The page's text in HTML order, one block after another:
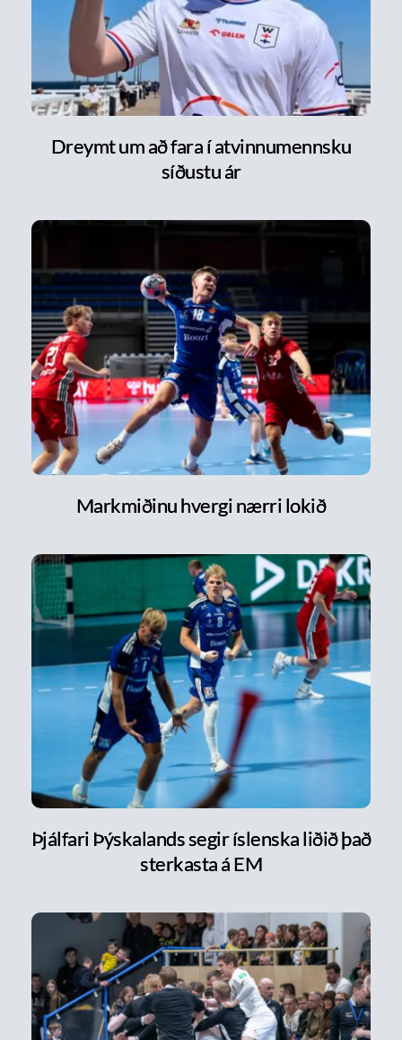
Dreymt um að fara í atvinnumennsku
síðustu ár
Markmiðinu hvergi nærri lokið
Þjálfari Þýskalands segir íslenska liðið það
sterkasta á EM